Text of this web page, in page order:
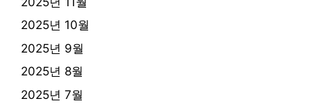
2025년 10월
2025년 9월
2025년 8월
2025년 7월